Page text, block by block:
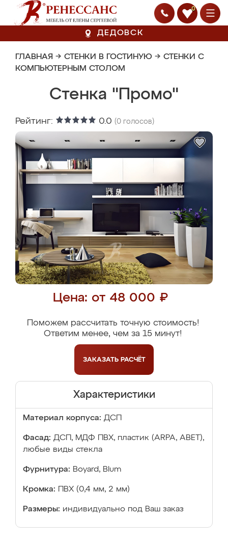
0
ДЕДОВСК
ГЛАВНАЯ → СТЕНКИ В ГОСТИНУЮ → СТЕНКИ С
КОМПЬЮТЕРНЫМ СТОЛОМ
Стенка "Промо"
Рейтинг: 0.0 (0 голосов)
Цена: от 48 000 ₽
Поможем рассчитать точную стоимость!
Ответим менее, чем за 15 минут!
ЗАКАЗАТЬ РАСЧЁТ
Характеристики
Материал корпуса: ДСП
Фасад: ДСП, МДФ ПВХ, пластик (ARPA, ABET),
любые виды стекла
Фурнитура: Boyard, Blum
Кромка: ПВХ (0,4 мм, 2 мм)
Размеры: индивидуально под Ваш заказ